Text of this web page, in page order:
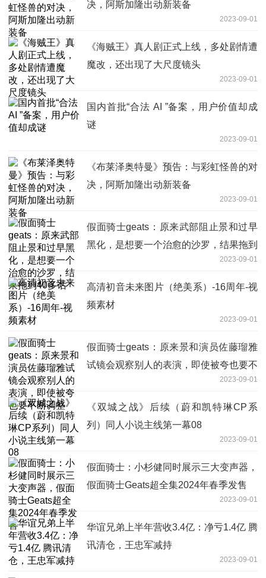
决，阿斯加隆出动新装备
2023-09-01
《海贼王》真人剧正式上线，多处剧情遭
魔改，还出现了大尺度镜头
2023-09-01
国内首批“合法 AI ”备案，用户价值却成
谜
2023-09-01
《布莱泽奥特曼》预告：与彩虹怪兽的对
决，阿斯加隆出动新装备
2023-09-01
假面骑士geats：原来武部阻止景和过早
黑化，是想要一个治愈的沙罗，结果拖到
2023-09-01
高清初音未来图片（绝美系）-16周年-视
频素材
2023-09-01
假面骑士geats：原来景和演员佐藤瑠雅
试镜会观察别人的表演，即使被夸也要不
2023-09-01
《双城之战》后续（蔚和凯特琳CP系
列）同人小说主线第一幕08
2023-09-01
假面骑士：小杉健同时展示三大变声器，
假面骑士Geats超全集2024年春季发售
2023-09-01
华谊兄弟上半年营收3.4亿：净亏1.4亿 腾
讯清仓，王忠军减持
2023-09-01